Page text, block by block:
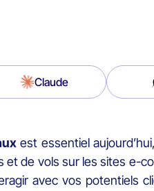
Claude
est essentiel
de vols sur les sites e-
avec vos potentiels